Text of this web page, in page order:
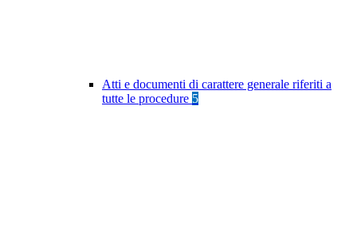
Atti e documenti di carattere generale riferiti a
tutte le procedure 5